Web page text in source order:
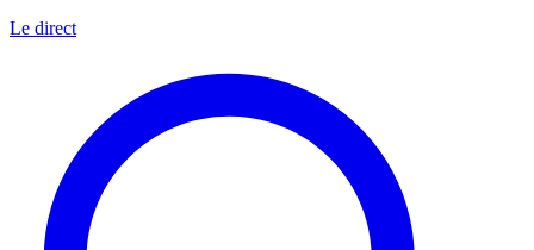
Le direct